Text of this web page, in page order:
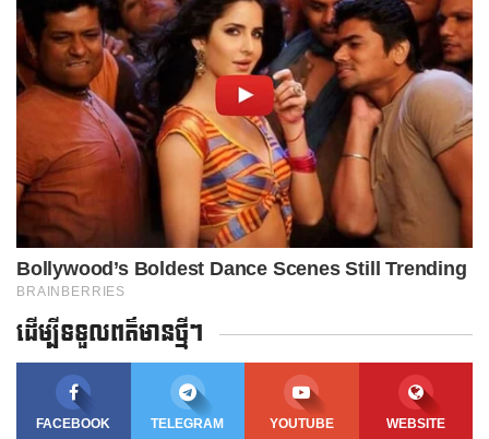
ដើម្បីទទួលពត៌មានថ្មីៗ
FACEBOOK TELEGRAM YOUTUBE WEBSITE